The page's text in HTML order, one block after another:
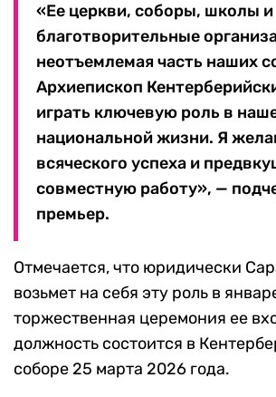
«Ее церкви, соборы, школы и
благотворительные
неотъемлемая часть наших
Архиепископ
играть ключевую роль в
национальной жизни. Я
всяческого успеха и
совместную работу», —
премьер.
Отмечается, что юридически
возьмет на себя эту роль в
торжественная церемония ее
должность состоится в
соборе 25 марта 2026 года.